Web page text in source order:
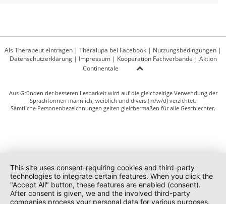
Als Therapeut eintragen | Theralupa bei Facebook | Nutzungsbedingungen |
Datenschutzerklärung| Impressum| Kooperation Fachverbände | Aktion
Continentale
Aus Gründen der besseren Lesbarkeit wird auf die gleichzeitige Verwendung der
Sprachformen männlich, weiblich und divers (m/w/d) verzichtet.
Sämtliche Personenbezeichnungen gelten gleichermaßen für alle Geschlechter.
This site uses consent-requiring cookies and third-party
technologies to integrate certain features. When you click the
"Accept All" button, these features are enabled (consent).
After consent is given, we and the involved third-party
companies process your personal data for various purposes.